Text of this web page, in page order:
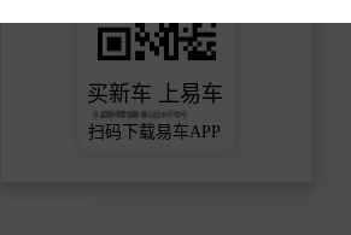
买新车 上易车
认证顾问微信聊 放心比价不吃亏
扫码下载易车APP